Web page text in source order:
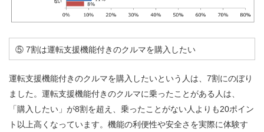
⑤ 7割は運転支援機能付きのクルマを購入したい
運転支援機能付きのクルマを購入したいという人は、7割にのぼり
ました。運転支援機能付きのクルマに乗ったことがある人は、
「購入したい」が8割を超え、乗ったことがない人よりも20ポイン
ト以上高くなっています。機能の利便性や安全さを実際に体験す